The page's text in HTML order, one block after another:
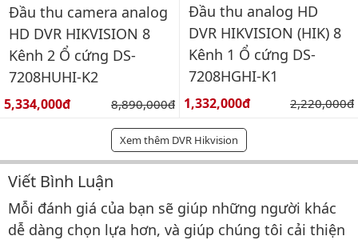
Đầu thu camera analog
HD DVR HIKVISION 8
Kênh 2 Ổ cứng DS-
7208HUHI-K2
Giá bán:
5,334,000đ Giá gốc:
8,890,000đ
Đầu thu analog HD
DVR HIKVISION (HIK) 8
Kênh 1 Ổ cứng DS-
7208HGHI-K1
Giá bán:
1,332,000đ Giá gốc:
2,220,000đ
Xem thêm DVR Hikvision
Bình luận & Đánh giá
Viết Bình Luận
Mỗi đánh giá của bạn sẽ giúp những người khác
dễ dàng chọn lựa hơn, và giúp chúng tôi cải thiện